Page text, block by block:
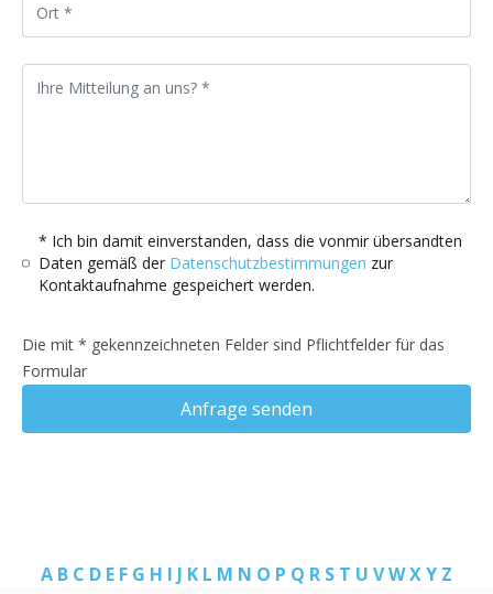
* Ich bin damit einverstanden, dass die vonmir übersandten
Daten gemäß der Datenschutzbestimmungen zur
Kontaktaufnahme gespeichert werden.
Die mit * gekennzeichneten Felder sind Pflichtfelder für das
Formular
Anfrage senden
A B C D E F G H I J K L M N O P Q R S T U VWXY Z